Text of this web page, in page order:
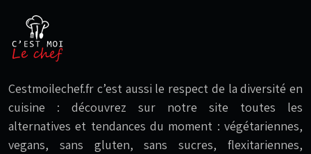
Cestmoilechef.fr c’est aussi le respect de la diversité en
cuisine : découvrez sur notre site toutes les
alternatives et tendances du moment : végétariennes,
vegans, sans gluten, sans sucres, flexitariennes,